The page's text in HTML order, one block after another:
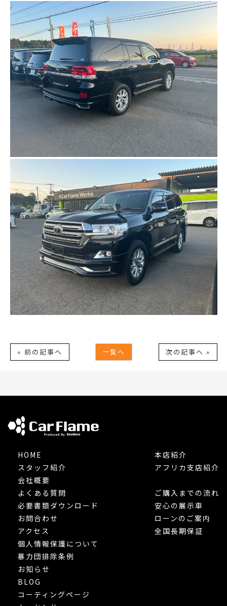
« 前の記事へ 一覧へ 次の記事へ »
HOME
スタッフ紹介
会社概要
本店紹介
アフリカ支店紹介
よくある質問
必要書類ダウンロード
お問合わせ
アクセス
個人情報保護について
暴力団排除条例
お知らせ
BLOG
ご購入までの流れ
安心の展示車
ローンのご案内
全国長期保証
コーティングページ